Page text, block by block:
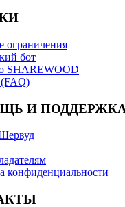
ограничения
бот
SHAREWOOD
И
конфиденциальности